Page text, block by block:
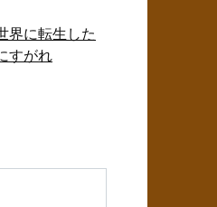
界に転生した
すがれ